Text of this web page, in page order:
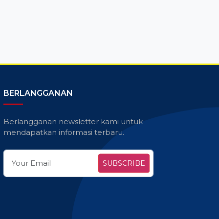
BERLANGGANAN
Berlangganan newsletter kami untuk
mendapatkan informasi terbaru.
SUBSCRIBE